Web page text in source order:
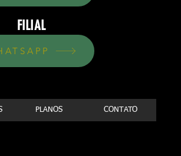
FILIAL
PLANOS CONTATO